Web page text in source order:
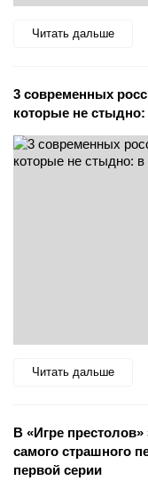
Читать дальше
3 современных
которые не
Читать дальше
В «Игре
самого страшного
первой серии